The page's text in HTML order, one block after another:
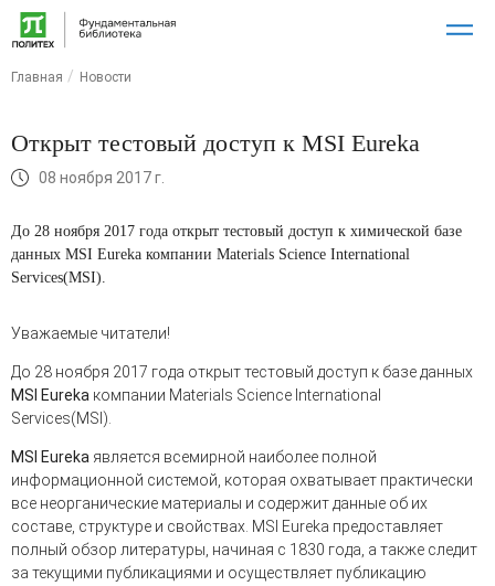
Главная Новости
Открыт тестовый доступ к MSI Eureka
08 ноября 2017 г.
До 28 ноября 2017 года открыт тестовый доступ к химической базе
данных MSI Eureka компании Materials Science International
Services(MSI).
Уважаемые читатели!
До 28 ноября 2017 года открыт тестовый доступ к базе данных
MSI Eureka компании Materials Science International
Services(MSI).
MSI Eureka является всемирной наиболее полной
информационной системой, которая охватывает практически
все неорганические материалы и содержит данные об их
составе, структуре и свойствах. MSI Eureka предоставляет
полный обзор литературы, начиная с 1830 года, а также следит
за текущими публикациями и осуществляет публикацию